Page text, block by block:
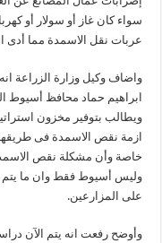
سواء كان غاز أو سولار أو
عربات نقل الاسمدة مما أدى
واضاف وكيل وزارة الزراعة
ابراهيم حماد محافظ أسيوط
ازمة نقص الاسمدة فى
خاصة وأن مشكلة نقص
وليس أسيوط فقط وان ما يتم
على المزارعين.
وأوضح رفعت انه يتم الآن